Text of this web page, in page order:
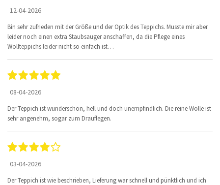
12-04-2026
Bin sehr zufrieden mit der Größe und der Optik des Teppichs. Musste mir aber
leider noch einen extra Staubsauger anschaffen, da die Pflege eines
Wollteppichs leider nicht so einfach ist…
08-04-2026
Der Teppich ist wunderschön, hell und doch unempfindlich. Die reine Wolle ist
sehr angenehm, sogar zum Drauflegen.
03-04-2026
Der Teppich ist wie beschrieben, Lieferung war schnell und pünktlich und ich